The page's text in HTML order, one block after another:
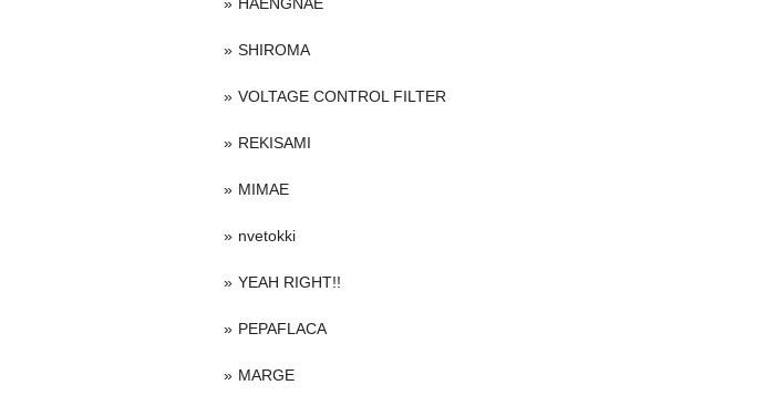
SHIROMA
VOLTAGE CONTROL FILTER
REKISAMI
MIMAE
nvetokki
YEAH RIGHT!!
PEPAFLACA
MARGE